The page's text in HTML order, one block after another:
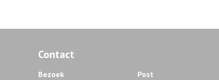
Contact
Bezoek
Post